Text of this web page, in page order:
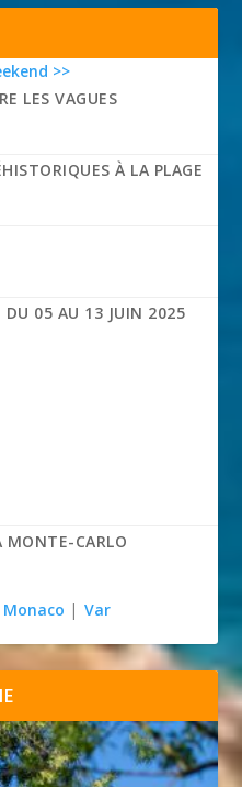
>>
LES VAGUES
À LA PLAGE
DU 05 AU 13 JUIN 2025
MONTE-CARLO
Monaco | Var